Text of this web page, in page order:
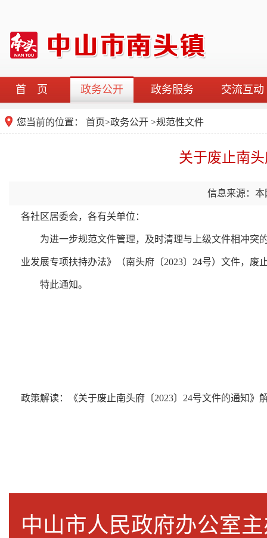
首 页 政务公开 政务服务 交流互动
您当前的位置： 首页>政务公开 >规范性文件
关于废止南
信息来源：本
各社区居委会，各有关单位：
为进一步规范文件管理，及时清理与上级文件相冲突的
业发展专项扶持办法》（南头府〔2023〕24号）文件，废
特此通知。
政策解读：《关于废止南头府〔2023〕24号文件的通知》
中山市人民政府办公